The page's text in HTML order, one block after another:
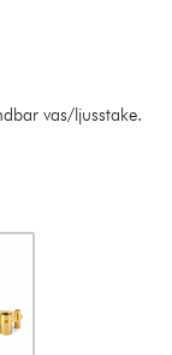
vas/ljusstake.